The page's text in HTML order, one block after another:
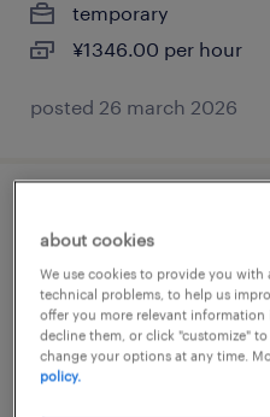
temporary
¥1346.00 per hour
posted 26 march 2026
軽・普通車、普通免
大阪府茨木市, 大阪府
temporary
¥1500.00 per hour
about cookies
We use cookies to provide you
technical problems, to help us
offer you more relevant information
decline them, or click "customize"
change your options at any time.
policy.